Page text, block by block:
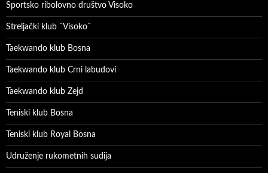
Sportsko ribolovno društvo Visoko
Streljački klub ˝Visoko˝
Taekwando klub Bosna
Taekwando klub Crni labudovi
Taekwando klub Zejd
Teniski klub Bosna
Teniski klub Royal Bosna
Udruženje rukometnih sudija